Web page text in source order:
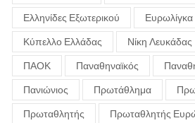
Ελληνίδες Εξωτερικού Ευρωλίγκα
Κύπελλο Ελλάδας Νίκη Λευκάδας
ΠΑΟΚ Παναθηναϊκός
Πανιώνιος Πρωτάθλημα
Πρωταθλητής Πρωταθλητής